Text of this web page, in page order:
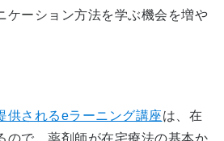
ケーション方法を学ぶ機会を増や
供されるeラーニング講座は、在